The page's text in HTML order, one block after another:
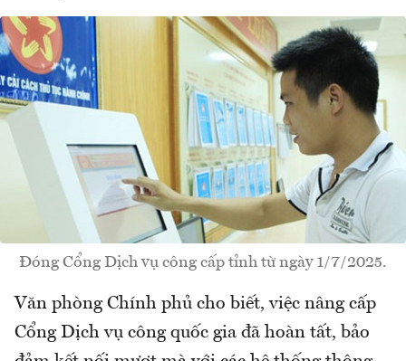
Đóng Cổng Dịch vụ công cấp tỉnh từ ngày 1/7/2025.
Văn phòng Chính phủ cho biết, việc nâng cấp
Cổng Dịch vụ công quốc gia đã hoàn tất, bảo